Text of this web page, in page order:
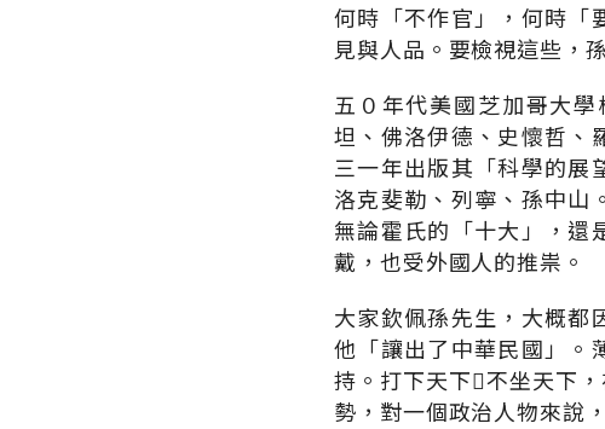
何時「不作官」，何時「
見與人品。要檢視這些，
五０年代美國芝加哥大
坦、佛洛伊德、史懷哲、
三一年出版其「科學的展
洛克斐勒、列寧、孫中山
無論霍氏的「十大」，還
戴，也受外國人的推祟。
大家欽佩孫先生，大概都
他「讓出了中華民國」。
持。打下天下不坐天下
勢，對一個政治人物來說